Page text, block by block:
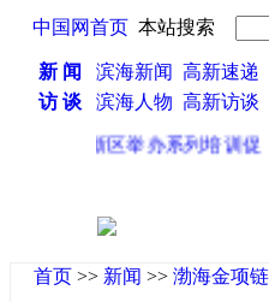
中国网首页 本站搜索
新 闻 滨海新闻 高新速递
访 谈
滨海人物 高新访谈
成都高新区举办系列培训促《
首页 >> 新闻 >> 渤海金项链